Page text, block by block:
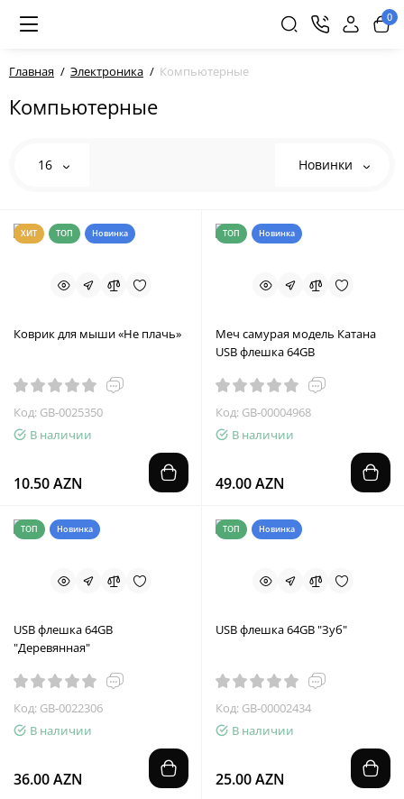
0
Главная Электроника Компьютерные
Компьютерные
16 Новинки
ХИТ ТОП Новинка
Коврик для мыши «Не плачь»
Код: GB-0025350
В наличии
10.50 AZN
ТОП Новинка
Меч самурая модель Катана
USB флешка 64GB
Код: GB-00004968
В наличии
49.00 AZN
ТОП Новинка
USB флешка 64GB
"Деревянная"
Код: GB-0022306
В наличии
36.00 AZN
ТОП Новинка
USB флешка 64GB "Зуб"
Код: GB-00002434
В наличии
25.00 AZN